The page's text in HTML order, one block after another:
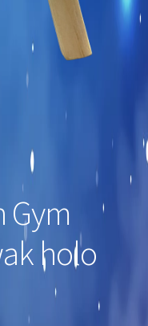
Gym
holo